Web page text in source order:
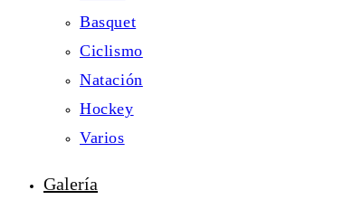
Basquet
Ciclismo
Natación
Hockey
Varios
Galería